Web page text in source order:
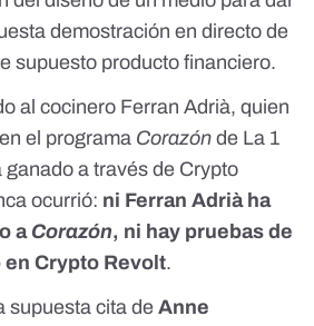
demostración en directo de
supuesto producto financiero.
al cocinero Ferran Adrià, quien
el programa Corazón de La 1
a través de Crypto
ocurrió: ni Ferran Adrià ha
a Corazón, ni hay pruebas de
Crypto Revolt.
supuesta cita de Anne